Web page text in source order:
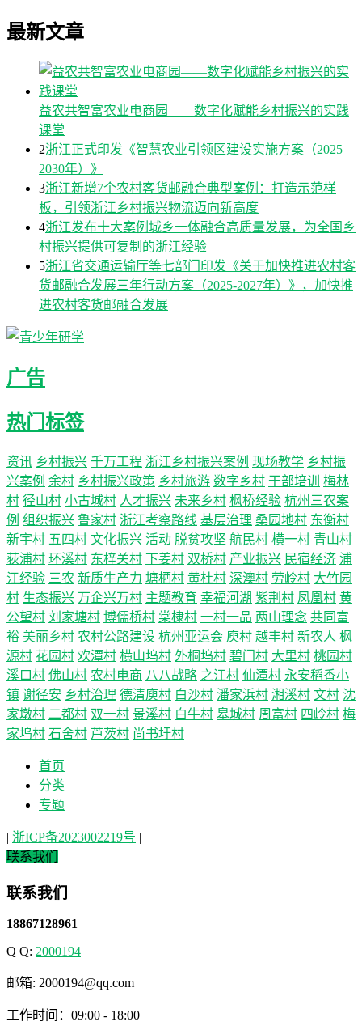
最新文章
益农共智富农业电商园——数字化赋能乡村振兴的实践
课堂
2浙江正式印发《智慧农业引领区建设实施方案（2025—
2030年）》
3浙江新增7个农村客货邮融合典型案例：打造示范样
板，引领浙江乡村振兴物流迈向新高度
4浙江发布十大案例城乡一体融合高质量发展，为全国乡
村振兴提供可复制的浙江经验
5浙江省交通运输厅等七部门印发《关于加快推进农村客
货邮融合发展三年行动方案（2025-2027年）》，加快推
进农村客货邮融合发展
广告
热门标签
资讯 乡村振兴 千万工程 浙江乡村振兴案例 现场教学 乡村振
兴案例 余村 乡村振兴政策 乡村旅游 数字乡村 干部培训
梅林
村 径山村 小古城村 人才振兴 未来乡村 枫桥经验 杭州三农案
例 组织振兴 鲁家村 浙江考察路线 基层治理 桑园地村 东衡村
新宇村 五四村 文化振兴 活动 脱贫攻坚 航民村 横一村 青山村
荻浦村 环溪村 东梓关村 下姜村 双桥村 产业振兴 民宿经济 浦
江经验 三农 新质生产力 塘栖村 黄杜村 深澳村 劳岭村 大竹园
村 生态振兴 万企兴万村 主题教育 幸福河湖 紫荆村 凤凰村 黄
公望村 刘家塘村 博儒桥村 棠棣村 一村一品 两山理念 共同富
裕 美丽乡村 农村公路建设 杭州亚运会 庾村 越丰村 新农人 枫
源村 花园村 欢潭村 横山坞村 外桐坞村 碧门村 大里村 桃园村
溪口村 佛山村 农村电商 八八战略 之江村 仙潭村 永安稻香小
镇 谢径安 乡村治理 德清庾村 白沙村 潘家浜村 湘溪村 文村 沈
家墩村 二都村 双一村 景溪村 白牛村 皋城村 周富村 四岭村 梅
家坞村 石舍村 芦茨村 尚书圩村
首页
分类
专题
| 浙ICP备2023002219号 |
联系我们
联系我们
18867128961
Q Q: 2000194
邮箱: 2000194@qq.com
工作时间：09:00 - 18:00